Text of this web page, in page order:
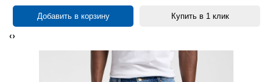
Добавить в корзину Купить в 1 клик
‹›